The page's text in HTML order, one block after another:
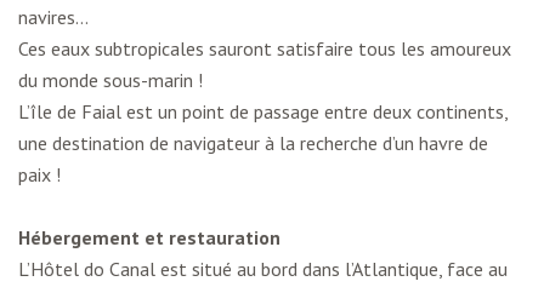
navires…
Ces eaux subtropicales sauront satisfaire tous les amoureux
du monde sous-marin !
L’île de Faial est un point de passage entre deux continents,
une destination de navigateur à la recherche d’un havre de
paix !
Hébergement et restauration
L’Hôtel do Canal est situé au bord dans l’Atlantique, face au